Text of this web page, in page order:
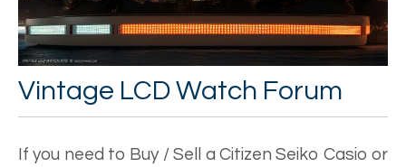
Vintage LCD Watch Forum
If you need to Buy / Sell
a Citizen Seiko Casio or